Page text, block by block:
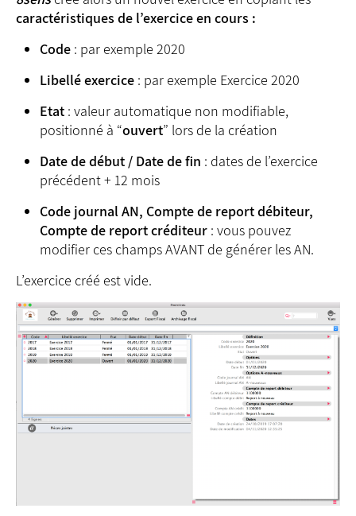
caractéristiques de l’exercice en cours :
Code : par exemple 2020
Libellé exercice : par exemple Exercice 2020
Etat : valeur automatique non modifiable,
positionné à “ouvert” lors de la création
Date de début / Date de fin : dates de l’exercice
précédent + 12 mois
Code journal AN, Compte de report débiteur,
Compte de report créditeur : vous pouvez
modifier ces champs AVANT de générer les AN.
L’exercice créé est vide.